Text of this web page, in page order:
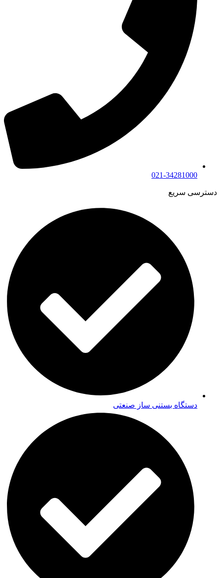
021-34281000
دسترسی سریع
دستگاه بستنی ساز صنعتی